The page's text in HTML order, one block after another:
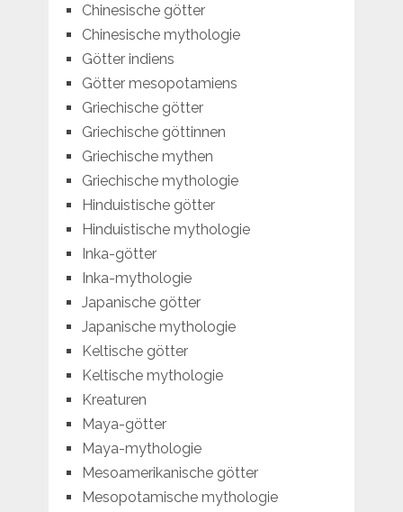
Chinesische götter
Chinesische mythologie
Götter indiens
Götter mesopotamiens
Griechische götter
Griechische göttinnen
Griechische mythen
Griechische mythologie
Hinduistische götter
Hinduistische mythologie
Inka-götter
Inka-mythologie
Japanische götter
Japanische mythologie
Keltische götter
Keltische mythologie
Kreaturen
Maya-götter
Maya-mythologie
Mesoamerikanische götter
Mesopotamische mythologie